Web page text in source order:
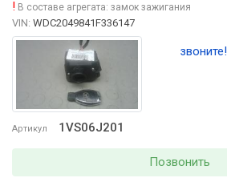
Артикул 1VS06J201
! В составе агрегата: замок зажигания
VIN: WDC2049841F336147
звоните!
Позвонить